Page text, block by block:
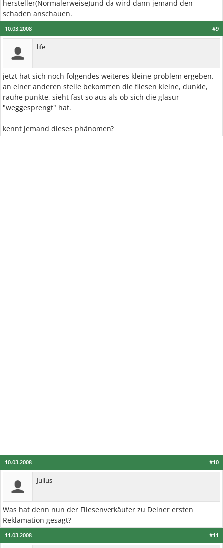
hersteller(Normalerweise)und da wird dann jemand den
schaden anschauen.
#9
10.03.2008
life
jetzt hat sich noch folgendes weiteres kleine problem ergeben.
an einer anderen stelle bekommen die fliesen kleine, dunkle,
rauhe punkte, sieht fast so aus als ob sich die glasur
"weggesprengt" hat.
kennt jemand dieses phänomen?
#10
10.03.2008
Julius
Was hat denn nun der Fliesenverkäufer zu Deiner ersten
Reklamation gesagt?
#11
11.03.2008